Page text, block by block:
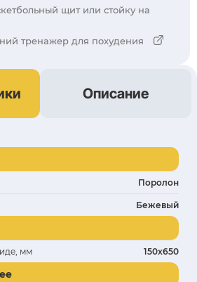
щит или стойку на
тренажер для похудения
Описание
Поролон
Бежевый
мм 150х650